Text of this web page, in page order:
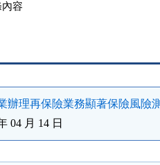
容
辦理再保險業務顯著保險風險
04 月 14 日